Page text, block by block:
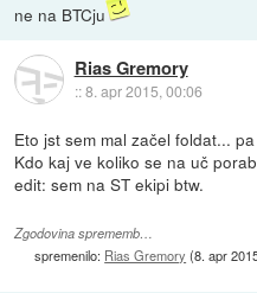
ne na BTCju
Rias Gremory
::8. apr 2015, 00:06
Eto jst sem mal začel foldat...
Kdo kaj ve koliko se na uč
edit: sem na ST ekipi btw.
Zgodovina sprememb…
spremenilo: Rias Gremory (8. apr